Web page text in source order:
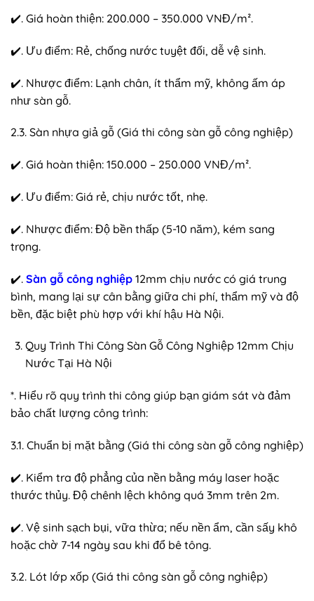
✔️. Giá hoàn thiện: 200.000 – 350.000 VNĐ/m².
✔️. Ưu điểm: Rẻ, chống nước tuyệt đối, dễ vệ sinh.
✔️. Nhược điểm: Lạnh chân, ít thẩm mỹ, không ấm áp
như sàn gỗ.
2.3. Sàn nhựa giả gỗ (Giá thi công sàn gỗ công nghiệp)
✔️. Giá hoàn thiện: 150.000 – 250.000 VNĐ/m².
✔️. Ưu điểm: Giá rẻ, chịu nước tốt, nhẹ.
✔️. Nhược điểm: Độ bền thấp (5-10 năm), kém sang
trọng.
✔️. Sàn gỗ công nghiệp 12mm chịu nước có giá trung
bình, mang lại sự cân bằng giữa chi phí, thẩm mỹ và độ
bền, đặc biệt phù hợp với khí hậu Hà Nội.
Quy Trình Thi Công Sàn Gỗ Công Nghiệp 12mm Chịu
Nước Tại Hà Nội
*. Hiểu rõ quy trình thi công giúp bạn giám sát và đảm
bảo chất lượng công trình:
3.1. Chuẩn bị mặt bằng (Giá thi công sàn gỗ công nghiệp)
✔️. Kiểm tra độ phẳng của nền bằng máy laser hoặc
thước thủy. Độ chênh lệch không quá 3mm trên 2m.
✔️. Vệ sinh sạch bụi, vữa thừa; nếu nền ẩm, cần sấy khô
hoặc chờ 7-14 ngày sau khi đổ bê tông.
3.2. Lót lớp xốp (Giá thi công sàn gỗ công nghiệp)